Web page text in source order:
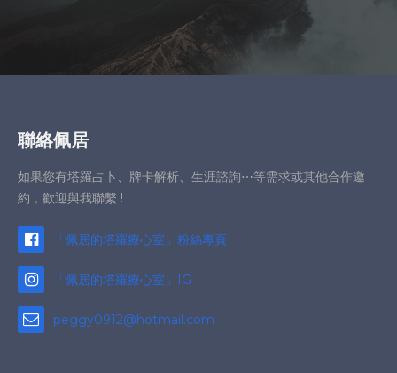
聯絡佩居
如果您有塔羅占卜、牌卡解析、生涯諮詢⋯等需求或其他合作邀
約，歡迎與我聯繫 !
「佩居的塔羅療心室」粉絲專頁
「佩居的塔羅療心室」IG
peggy0912@hotmail.com